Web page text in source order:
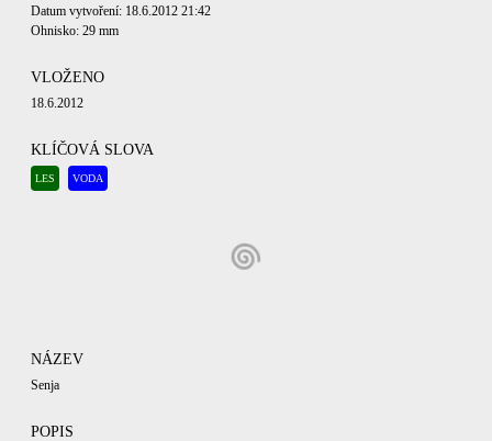
Datum vytvoření: 18.6.2012 21:42
Ohnisko: 29 mm
VLOŽENO
18.6.2012
KLÍČOVÁ SLOVA
LES VODA
NÁZEV
Senja
POPIS